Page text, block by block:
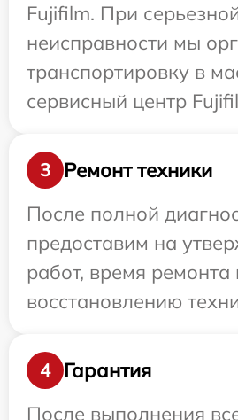
Fujifilm. При
неисправности мы
транспортировку в
сервисный центр
3
Ремонт техники
После полной
предоставим на
работ, время
восстановлению
4
Гарантия
После выполнения